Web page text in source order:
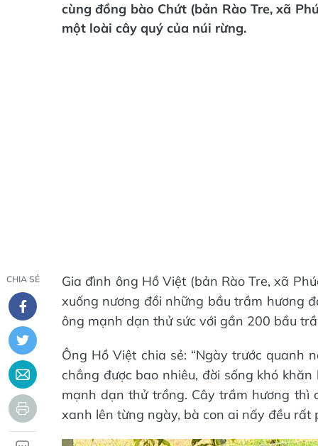
cùng đồng bào Chứt (bản Rào Tre, xã
một loài cây quý của núi rừng.
CHIA SẺ
Gia đình ông Hồ Việt (bản Rào Tre, xã
xuống nương đồi những bầu trầm hương
ông mạnh dạn thử sức với gần 200 bầu
Ông Hồ Việt chia sẻ: “Ngày trước
chẳng được bao nhiêu, đời sống khó
mạnh dạn thử trồng. Cây trầm hương thì
xanh lên từng ngày, bà con ai nấy đều rất